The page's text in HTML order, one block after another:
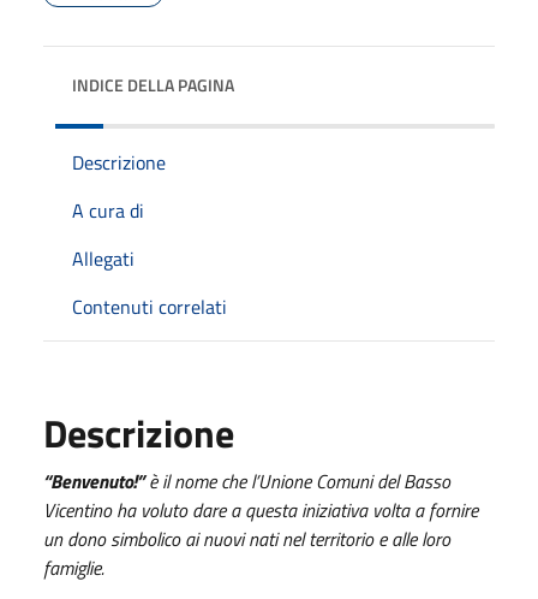
INDICE DELLA PAGINA
Descrizione
A cura di
Allegati
Contenuti correlati
Descrizione
“Benvenuto!”è il nome che l’Unione Comuni del Basso
Vicentino ha voluto dare a questa iniziativa volta a fornire
un dono simbolico ai nuovi nati nel territorio e alle loro
famiglie.